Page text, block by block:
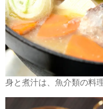
身と煮汁は、魚介類の料